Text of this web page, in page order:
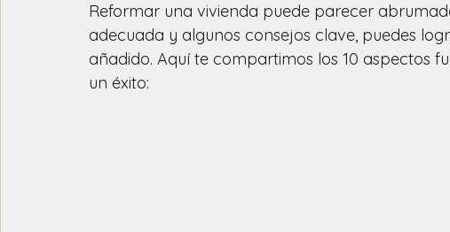
Reformar una vivienda puede parecer
adecuada y algunos consejos clave, puedes
añadido. Aquí te compartimos los 10 aspectos
un éxito: